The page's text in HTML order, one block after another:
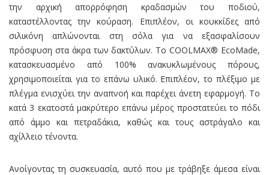
την αρχική απορρόφηση κραδασμών του ποδιού,
καταστέλλοντας την κούραση. Επιπλέον, οι κουκκίδες από
σιλικόνη απλώνονται στη σόλα για να εξασφαλίσουν
πρόσφυση στα άκρα των δακτύλων. Το COOLMAX® EcoMade,
κατασκευασμένο από 100% ανακυκλωμένους πόρους,
χρησιμοποιείται για το επάνω υλικό. Επιπλέον, το πλέξιμο με
πλέγμα ενισχύει την αναπνοή και παρέχει άνετη εφαρμογή. Το
κατά 3 εκατοστά μακρύτερο επάνω μέρος προστατεύει το πόδι
από άμμο και πετραδάκια, καθώς και τους αστράγαλο και
αχίλλειο τένοντα.
Ανοίγοντας τη συσκευασία, αυτό που με τράβηξε άμεσα είναι